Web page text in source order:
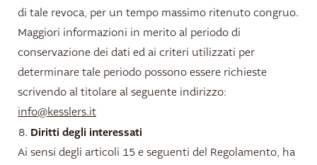
di tale revoca, per un tempo massimo ritenuto congruo.
Maggiori informazioni in merito al periodo di
conservazione dei dati ed ai criteri utilizzati per
determinare tale periodo possono essere richieste
scrivendo al titolare al seguente indirizzo:
info@kesslers.it
Diritti degli interessati
Ai sensi degli articoli 15 e seguenti del Regolamento, ha